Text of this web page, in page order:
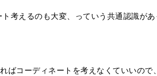
考えるのも大変、っていう共通認識が
ばコーディネートを考えなくていいので